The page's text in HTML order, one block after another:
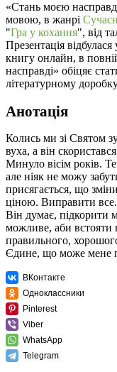
«Стань моєю
мовою, в жанрі
"Гра у кохання", від
Презентація відбулася
книгу онлайн, в
насправді» обіцяє
літературному
Анотація
Колись ми зі Святом
вуха, а він
Минуло вісім років.
але ніяк не можу
присягається, що
ціною. Виправити все.
Він думає, підкорити
можливе, аби встояти
правильного,
Єдине, що може мене
ВКонтакте
Одноклассники
Pinterest
Viber
WhatsApp
Telegram